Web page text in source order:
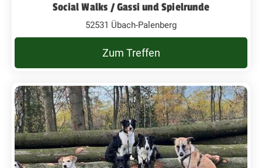
Social Walks / Gassi und Spielrunde
52531 Übach-Palenberg
Zum Treffen